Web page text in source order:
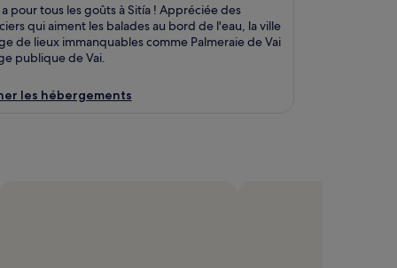
a pour tous les goûts à Sitía ! Appréciée des
qui aiment les balades au bord de l'eau, la ville
de lieux immanquables comme Palmeraie de Vai
publique de Vai.
les hébergements